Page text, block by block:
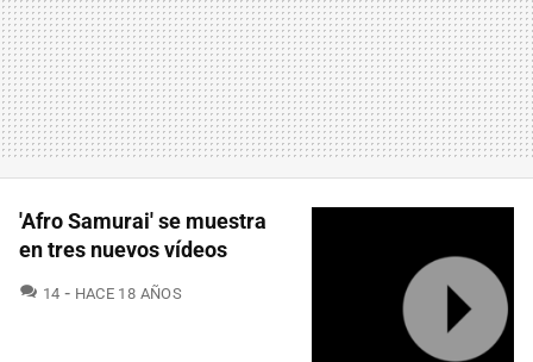
'Afro Samurai' se muestra
en tres nuevos vídeos
14 COMENTARIOS
HACE 18 AÑOS